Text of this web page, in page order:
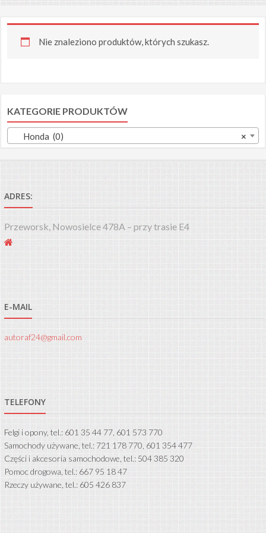
Nie znaleziono produktów, których szukasz.
KATEGORIE PRODUKTÓW
×
Honda (0)
ADRES:
Przeworsk, Nowosielce 478A – przy trasie E4
E-MAIL
autoraf24@gmail.com
TELEFONY
Felgi i opony, tel.: 601 35 44 77, 601 573 770
Samochody używane, tel.: 721 178 770, 601 354 477
Części i akcesoria samochodowe, tel.: 504 385 320
Pomoc drogowa, tel.: 667 95 18 47
Rzeczy używane, tel.: 605 426 837